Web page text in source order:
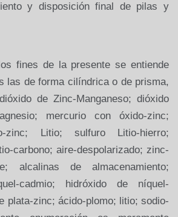
y disposición final de pilas y
fines de la presente se entiende
las de forma cilíndrica o de prisma,
de Zinc-Manganeso; dióxido
mercurio con óxido-zinc;
zinc; Litio; sulfuro Litio-hierro;
carbono; aire-despolarizado; zinc-
alcalinas de almacenamiento;
cadmio; hidróxido de níquel-
plata-zinc; ácido-plomo; litio; sodio-